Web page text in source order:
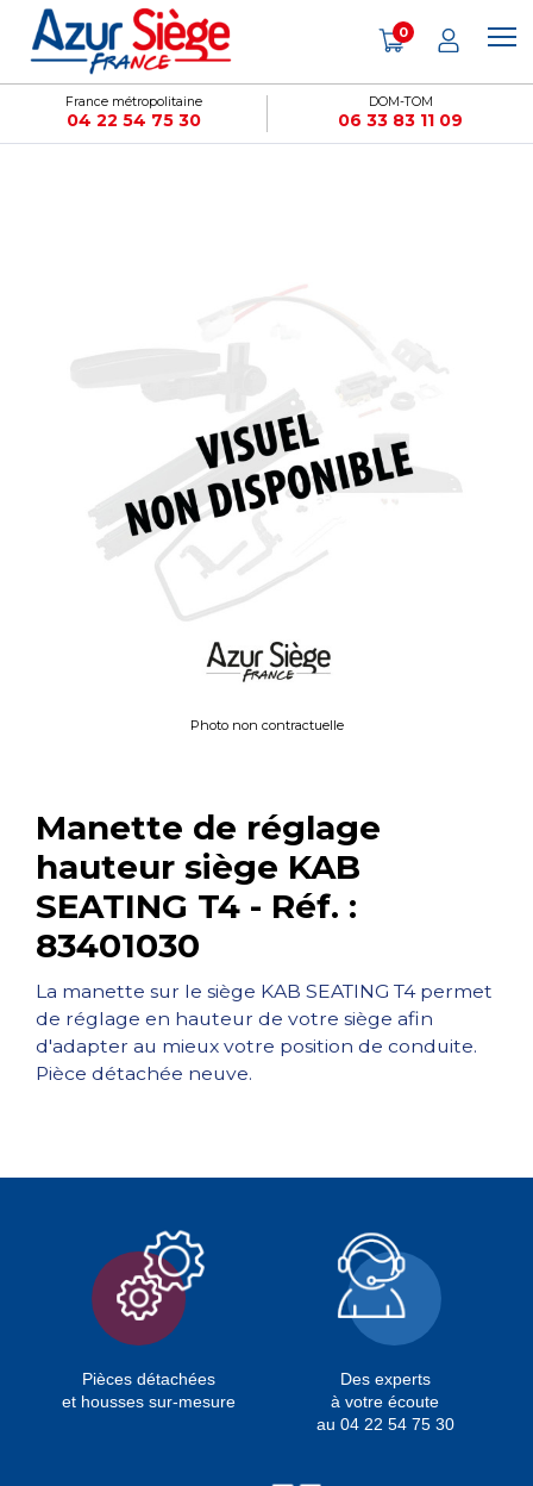
France métropolitaine
04 22 54 75 30
DOM-TOM
06 33 83 11 09
0
Manette de réglage
hauteur siège KAB
SEATING T4 - Réf. :
83401030
La manette sur le siège KAB SEATING T4 permet
de réglage en hauteur de votre siège afin
d'adapter au mieux votre position de conduite.
Pièce détachée neuve.
Photo non contractuelle
Pièces détachées
et housses sur-mesure
Des experts
à votre écoute
au 04 22 54 75 30
Panneau de gestion des cookies